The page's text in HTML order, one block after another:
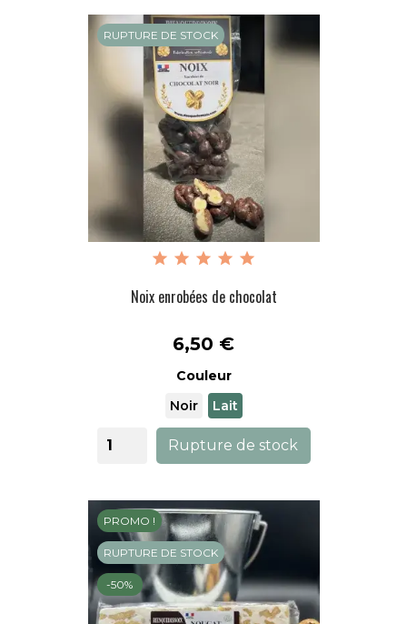
Noix enrobées de chocolat
Prix
6,50 €
Couleur
Noir
Lait
Rupture de stock
RUPTURE DE STOCK
PROMO !
RUPTURE DE STOCK
-50%